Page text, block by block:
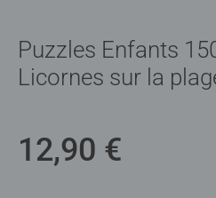
Puzzles Enfants
Licornes sur la
12,90 €